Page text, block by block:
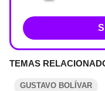
TEMAS
GUSTAVO BOLÍVAR